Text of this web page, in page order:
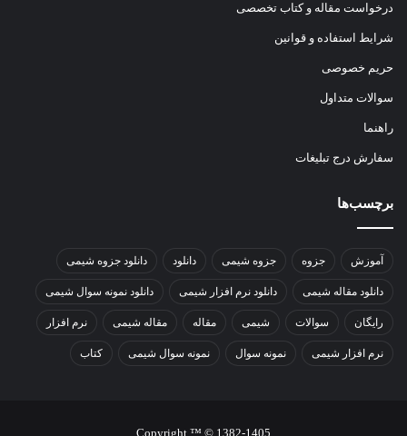
درخواست مقاله و کتاب تخصصی
شرایط استفاده و قوانین
حریم خصوصی
سوالات متداول
راهنما
سفارش درج تبلیغات
برچسب‌ها
آموزش جزوه جزوه شیمی دانلود دانلود جزوه شیمی
دانلود مقاله شیمی دانلود نرم افزار شیمی دانلود نمونه سوال شیمی
رایگان سوالات شیمی مقاله مقاله شیمی نرم افزار
نرم افزار شیمی نمونه سوال نمونه سوال شیمی کتاب
Copyright ™ © 1382-1405